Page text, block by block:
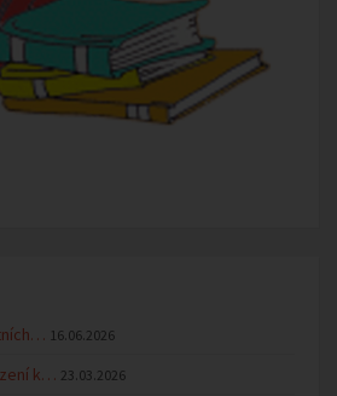
16.06.2026
k… 23.03.2026